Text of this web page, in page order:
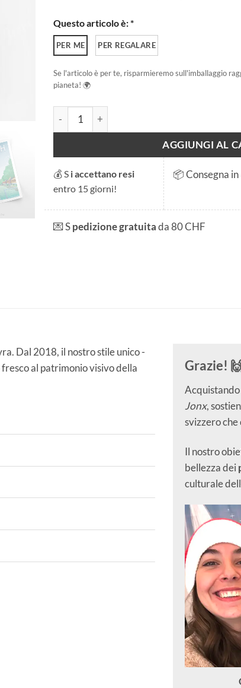
Questo articolo è: *
PER ME PER REGALARE
Se l'articolo è per te, risparmieremo sull'imballaggio
pianeta! 🌍
Zurigo - Letten quantità
AGGIUNGI AL
💰 S i accettano resi
entro 15 giorni!
📦 Consegna in
💌 Spedizione gratuitada 80 CHF
Dal 2018, il nostro stile unico -
al patrimonio visivo della
Grazie!
Jonx,
svizzero
Il nostro
bellezza dei
culturale